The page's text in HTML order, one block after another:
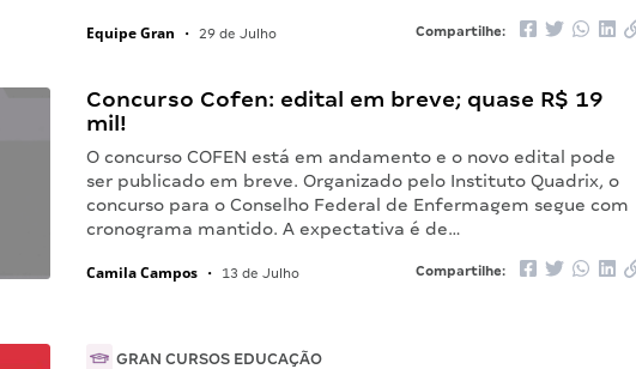
Equipe Gran • 29 de Julho Compartilhe:
Concurso Cofen: edital em breve; quase R$ 19
mil!
O concurso COFEN está em andamento e o novo edital pode
ser publicado em breve. Organizado pelo Instituto Quadrix, o
concurso para o Conselho Federal de Enfermagem segue com
cronograma mantido. A expectativa é de…
Camila Campos • 13 de Julho Compartilhe:
GRAN CURSOS EDUCAÇÃO